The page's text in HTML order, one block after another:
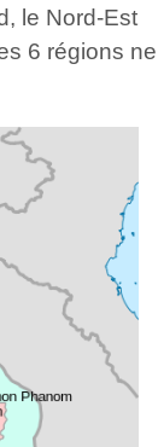
le Nord-Est
6 régions ne